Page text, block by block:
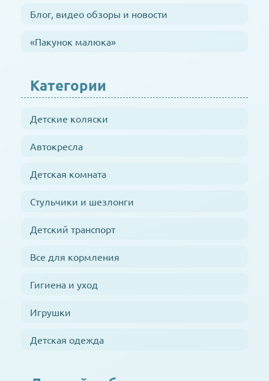
Блог, видео обзоры и новости
«Пакунок малюка»
Категории
Детские коляски
Автокресла
Детская комната
Стульчики и шезлонги
Детский транспорт
Все для кормления
Гигиена и уход
Игрушки
Детская одежда